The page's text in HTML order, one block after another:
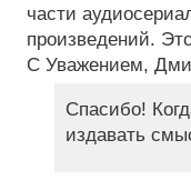
части
произведений.
С Уважением,
Спасибо!
издавать